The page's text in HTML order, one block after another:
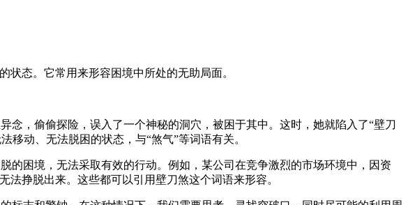
态。它常用来形容困境中所处的无助局面。
，偷偷探险，误入了一个神秘的洞穴，被困于其中。这时，她就陷入了“壁刀
移动、无法脱困的状态，与“煞气”等词语有关。
的困境，无法采取有效的行动。例如，某公司在竞争激烈的市场环境中，因资
挣脱出来。这些都可以引用壁刀煞这个词语来形容。